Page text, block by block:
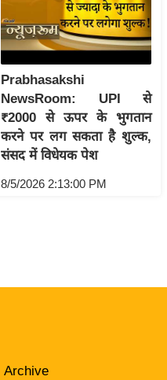
Prabhasakshi
NewsRoom: UPI से
₹2000 से ऊपर के भुगतान
करने पर लग सकता है शुल्क,
संसद में विधेयक पेश
8/5/2026 2:13:00 PM
Archive